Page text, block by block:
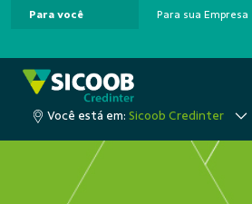
Pular para o Conteúdo principal
Para você Para sua Empresa
Você está em: Sicoob Credinter